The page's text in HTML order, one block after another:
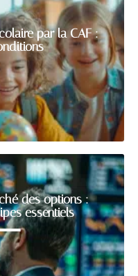
par la CAF :
des options :
essentiels